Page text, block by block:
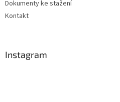
Dokumenty ke stažení
Kontakt
Instagram